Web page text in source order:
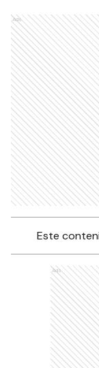
Ads
Este
Ads